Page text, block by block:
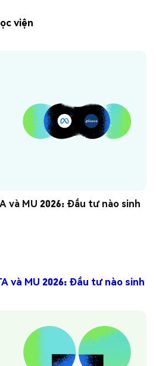
viện
và MU 2026: Đầu tư nào sinh
và MU 2026: Đầu tư nào sinh